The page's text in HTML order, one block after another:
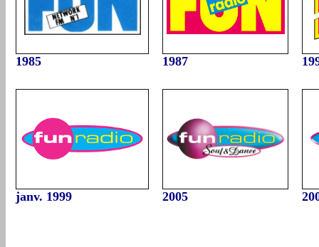
1985 1987
janv. 1999 2005